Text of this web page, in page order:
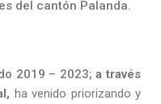
del cantón Palanda.
2019 – 2023;a través
ha venido priorizando y